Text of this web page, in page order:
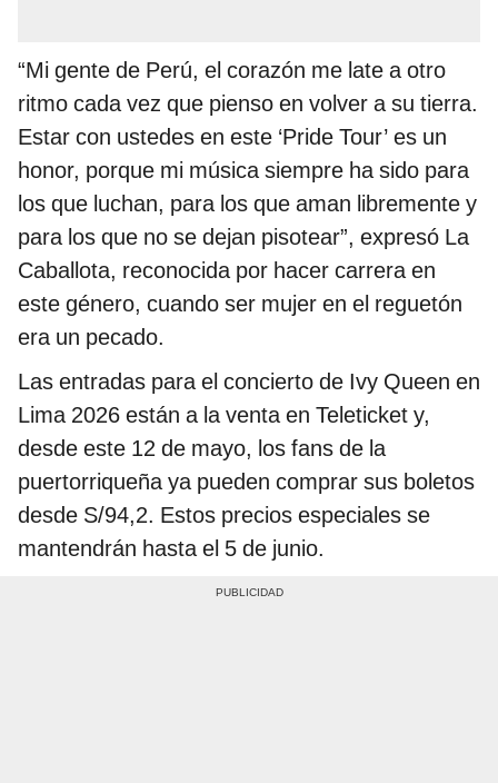
“Mi gente de Perú, el corazón me late a otro
ritmo cada vez que pienso en volver a su tierra.
Estar con ustedes en este ‘Pride Tour’ es un
honor, porque mi música siempre ha sido para
los que luchan, para los que aman libremente y
para los que no se dejan pisotear”, expresó La
Caballota, reconocida por hacer carrera en
este género, cuando ser mujer en el reguetón
era un pecado.
Las entradas para el concierto de Ivy Queen en
Lima 2026 están a la venta en Teleticket y,
desde este 12 de mayo, los fans de la
puertorriqueña ya pueden comprar sus boletos
desde S/94,2. Estos precios especiales se
mantendrán hasta el 5 de junio.